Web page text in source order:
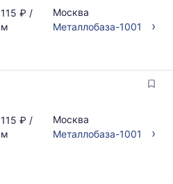
115 ₽ /
м
Москва
Металлобаза-1001
›
115 ₽ /
м
Москва
Металлобаза-1001
›